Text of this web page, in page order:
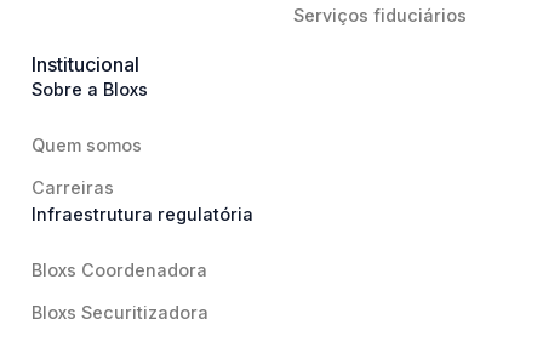
Serviços fiduciários
Institucional
Sobre a Bloxs
Quem somos
Carreiras
Infraestrutura regulatória
Bloxs Coordenadora
Bloxs Securitizadora